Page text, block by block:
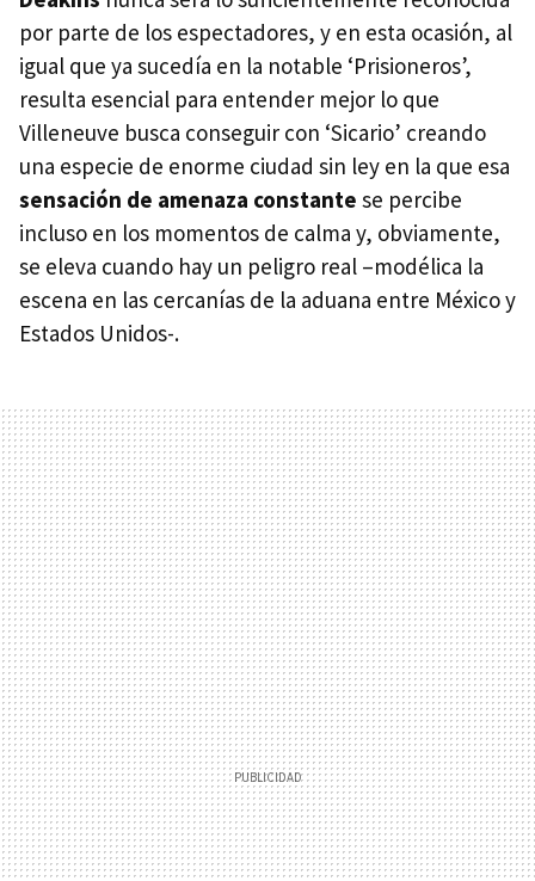
por parte de los espectadores, y en esta ocasión, al
igual que ya sucedía en la notable ‘Prisioneros’,
resulta esencial para entender mejor lo que
Villeneuve busca conseguir con ‘Sicario’ creando
una especie de enorme ciudad sin ley en la que esa
sensación de amenaza constante se percibe
incluso en los momentos de calma y, obviamente,
se eleva cuando hay un peligro real –modélica la
escena en las cercanías de la aduana entre México y
Estados Unidos-.